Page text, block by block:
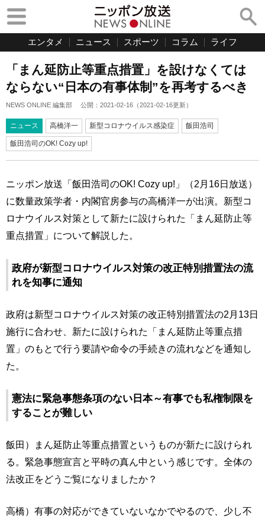
エンタメ ニュース スポーツ コラム ライフ
「まん延防止等重点措置」を設けなくては
ならない“日本の有事体制”を再考するべき
NEWS ONLINE 編集部 公開： 2021-02-16 （2021-02-16更新）
ニュース 高橋洋一 新型コロナウイルス感染症 飯田浩司
飯田浩司のOK! Cozy up!
ニッポン放送「飯田浩司のOK! Cozy up!」（2月16日放送）
に数量政策学者・内閣官房参与の高橋洋一が出演。新型コ
ロナウイルス対策として新たに設けられた「まん延防止等
重点措置」について解説した。
政府が新型コロナウイルス対策の改正特別措置法の流
れを知事に通知
政府は新型コロナウイルス対策の改正特別措置法の2月13日
施行に合わせ、新たに設けられた「まん延防止等重点措
置」のもとで行う要請や命令の手続きの流れなどを通知し
た。
憲法に緊急事態条項のない日本～有事でも私権制限を
することが難しい
飯田）まん延防止等重点措置というものが新たに設けられ
る。緊急事態宣言と平時の真ん中という感じです。全体の
法改正をどうご覧になりましたか？
高橋）有事の対応ができていないなかでやるので、少し不